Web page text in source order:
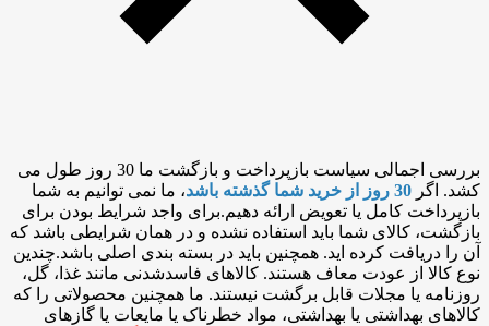
بررسی اجمالی سیاست بازپرداخت و بازگشت ما 30 روز طول می
کشد. اگر
، ما نمی توانیم به شما
بازپرداخت کامل یا تعویض ارائه دهیم.برای واجد شرایط بودن برای
بازگشت، کالای شما باید استفاده نشده و در همان شرایطی باشد که
آن را دریافت کرده اید. همچنین باید در بسته بندی اصلی باشد.چندین
نوع کالا از عودت معاف هستند. کالاهای فاسدشدنی مانند غذا، گل،
روزنامه یا مجلات قابل برگشت نیستند. ما همچنین محصولاتی را که
کالاهای بهداشتی یا بهداشتی، مواد خطرناک یا مایعات یا گازهای